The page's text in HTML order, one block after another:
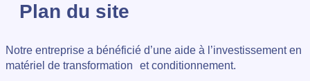
Plan du site
Notre entreprise a bénéficié d’une aide à l’investissement en
matériel de transformation et conditionnement.